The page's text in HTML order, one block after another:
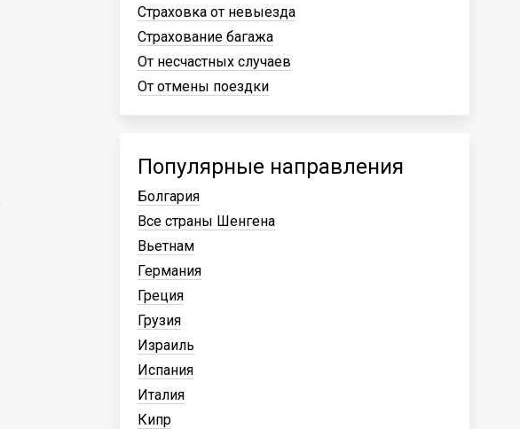
Страховка от невыезда
Страхование багажа
От несчастных случаев
От отмены поездки
Популярные направления
Болгария
Все страны Шенгена
Вьетнам
Германия
Греция
Грузия
Израиль
Испания
Италия
Кипр